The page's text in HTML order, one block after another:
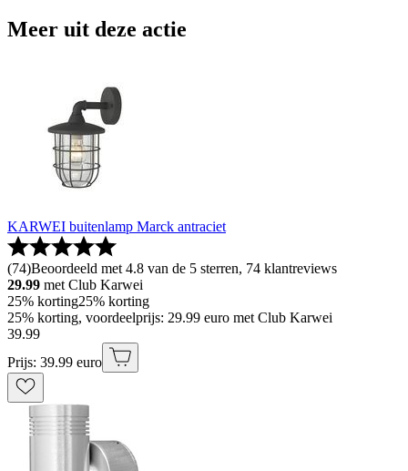
Meer uit deze actie
KARWEI buitenlamp Marck antraciet
(74)Beoordeeld met 4.8 van de 5 sterren, 74 klantreviews
29.99 met Club Karwei
25% korting25% korting
25% korting, voordeelprijs: 29.99 euro met Club Karwei
39.99
Prijs: 39.99 euro